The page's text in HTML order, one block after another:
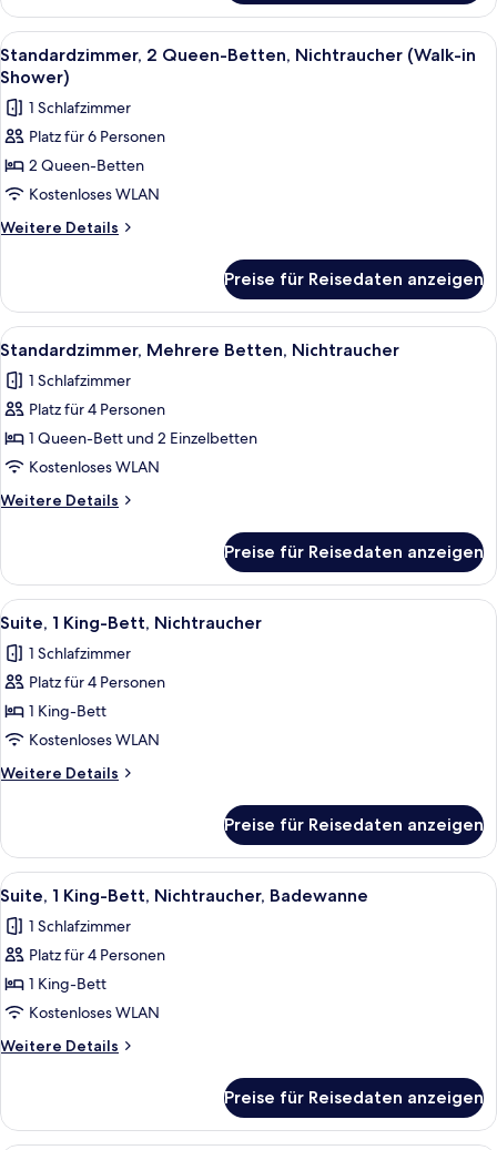
2 Queen-
Betten,
Nichtraucher
Alle
Fotos
für
Standardzimmer,
2 Queen-
Betten,
Nichtraucher
(Walk-
anzeigen
Ein Hotelzimmer mit einem großen
4
Standardzimmer, 2 Queen-Betten, Nichtraucher (Walk-in
Shower)
1 Schlafzimmer
Platz für 6 Personen
2 Queen-Betten
Kostenloses WLAN
Weitere Details
Weitere
2 Queen-
Betten,
Nichtraucher
in
Shower)
Preise für Reisedaten anzeigen
Alle
Fotos
für
Standardzimmer,
Mehrere
Betten,
Nichtraucher
anzeigen
Hochwertige Bettwaren,
3
Standardzimmer, Mehrere Betten, Nichtraucher
1 Schlafzimmer
Platz für 4 Personen
1 Queen-Bett und 2 Einzelbetten
Kostenloses WLAN
Weitere Details
Weitere
Mehrere
Betten,
Nichtraucher
Preise für Reisedaten anzeigen
Alle
Fotos
für
Suite,
1 King-
Bett,
Nichtraucher
anzeigen
Ein gemütliches Schlafzimmer mit
8
Suite, 1 King-Bett, Nichtraucher
1 Schlafzimmer
Platz für 4 Personen
1 King-Bett
Kostenloses WLAN
Weitere Details
Weitere
1 King-
Bett,
Nichtraucher
Preise für Reisedaten anzeigen
Alle
Fotos
für
Suite,
1 King-
Bett,
Nichtraucher,
Badewanne
Ein Bett mit Metallgestell, zwei
8
Suite, 1 King-Bett, Nichtraucher, Badewanne
1 Schlafzimmer
Platz für 4 Personen
1 King-Bett
Kostenloses WLAN
Weitere Details
Weitere
1 King-
Bett,
Preise für Reisedaten anzeigen